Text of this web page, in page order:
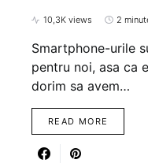
10,3K views 2
Smartphone-urile
pentru noi, asa ca
dorim sa avem…
READ MORE